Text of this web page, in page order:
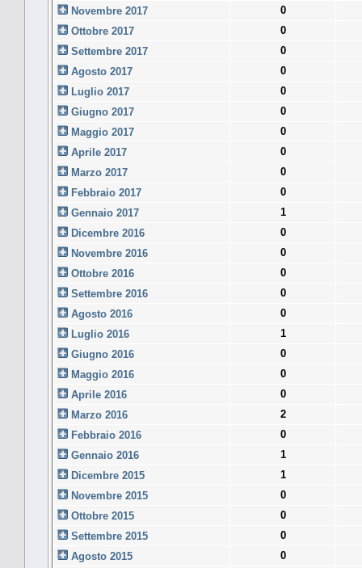
Novembre 2017
0
Ottobre 2017
0
Settembre 2017
0
Agosto 2017
0
Luglio 2017
0
Giugno 2017
0
Maggio 2017
0
Aprile 2017
0
Marzo 2017
0
Febbraio 2017
0
Gennaio 2017
1
Dicembre 2016
0
Novembre 2016
0
Ottobre 2016
0
Settembre 2016
0
Agosto 2016
0
Luglio 2016
1
Giugno 2016
0
Maggio 2016
0
Aprile 2016
0
Marzo 2016
2
Febbraio 2016
0
Gennaio 2016
1
Dicembre 2015
1
Novembre 2015
0
Ottobre 2015
0
Settembre 2015
0
Agosto 2015
0